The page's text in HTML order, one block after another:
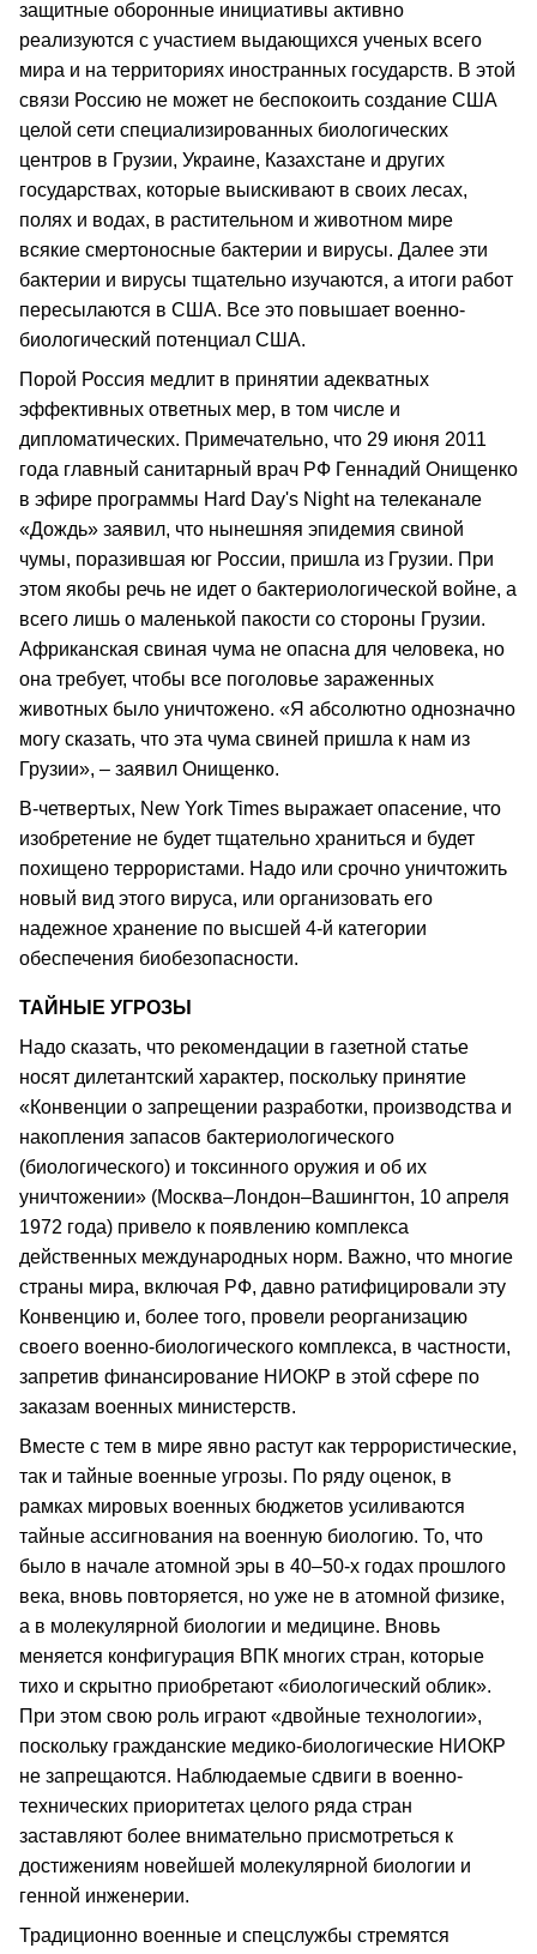
защитные оборонные инициативы активно
реализуются с участием выдающихся ученых всего
мира и на территориях иностранных государств. В этой
связи Россию не может не беспокоить создание США
целой сети специализированных биологических
центров в Грузии, Украине, Казахстане и других
государствах, которые выискивают в своих лесах,
полях и водах, в растительном и животном мире
всякие смертоносные бактерии и вирусы. Далее эти
бактерии и вирусы тщательно изучаются, а итоги работ
пересылаются в США. Все это повышает военно-
биологический потенциал США.
Порой Россия медлит в принятии адекватных
эффективных ответных мер, в том числе и
дипломатических. Примечательно, что 29 июня 2011
года главный санитарный врач РФ Геннадий Онищенко
в эфире программы Hard Day's Night на телеканале
«Дождь» заявил, что нынешняя эпидемия свиной
чумы, поразившая юг России, пришла из Грузии. При
этом якобы речь не идет о бактериологической войне, а
всего лишь о маленькой пакости со стороны Грузии.
Африканская свиная чума не опасна для человека, но
она требует, чтобы все поголовье зараженных
животных было уничтожено. «Я абсолютно однозначно
могу сказать, что эта чума свиней пришла к нам из
Грузии», – заявил Онищенко.
В-четвертых, New York Times выражает опасение, что
изобретение не будет тщательно храниться и будет
похищено террористами. Надо или срочно уничтожить
новый вид этого вируса, или организовать его
надежное хранение по высшей 4-й категории
обеспечения биобезопасности.
ТАЙНЫЕ УГРОЗЫ
Надо сказать, что рекомендации в газетной статье
носят дилетантский характер, поскольку принятие
«Конвенции о запрещении разработки, производства и
накопления запасов бактериологического
(биологического) и токсинного оружия и об их
уничтожении» (Москва–Лондон–Вашингтон, 10 апреля
1972 года) привело к появлению комплекса
действенных международных норм. Важно, что многие
страны мира, включая РФ, давно ратифицировали эту
Конвенцию и, более того, провели реорганизацию
своего военно-биологического комплекса, в частности,
запретив финансирование НИОКР в этой сфере по
заказам военных министерств.
Вместе с тем в мире явно растут как террористические,
так и тайные военные угрозы. По ряду оценок, в
рамках мировых военных бюджетов усиливаются
тайные ассигнования на военную биологию. То, что
было в начале атомной эры в 40–50-х годах прошлого
века, вновь повторяется, но уже не в атомной физике,
а в молекулярной биологии и медицине. Вновь
меняется конфигурация ВПК многих стран, которые
тихо и скрытно приобретают «биологический облик».
При этом свою роль играют «двойные технологии»,
поскольку гражданские медико-биологические НИОКР
не запрещаются. Наблюдаемые сдвиги в военно-
технических приоритетах целого ряда стран
заставляют более внимательно присмотреться к
достижениям новейшей молекулярной биологии и
генной инженерии.
Традиционно военные и спецслужбы стремятся